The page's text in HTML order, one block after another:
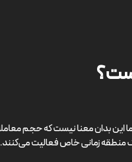
زمانی خاص فعالیت می‌کنند.